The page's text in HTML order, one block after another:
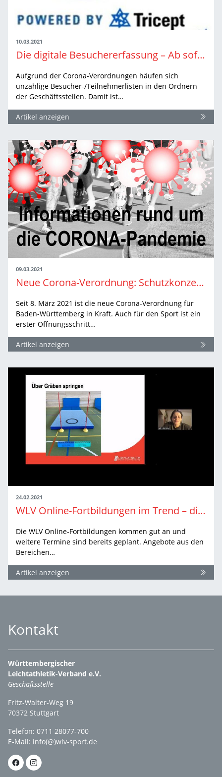
10.03.2021
Die digitale Besuchererfassung – Ab sofort kostenfrei nutzbar!
Aufgrund der Corona-Verordnungen häufen sich
unzählige Besucher-/Teilnehmerlisten in den Ordnern
der Geschäftsstellen. Damit ist…
Artikel anzeigen
09.03.2021
Neue Corona-Verordnung: Schutzkonzept Leichtathletik aktualisiert
Seit 8. März 2021 ist die neue Corona-Verordnung für
Baden-Württemberg in Kraft. Auch für den Sport ist ein
erster Öffnungsschritt…
Artikel anzeigen
24.02.2021
WLV Online-Fortbildungen im Trend – die nächsten Highlights
Die WLV Online-Fortbildungen kommen gut an und
weitere Termine sind bereits geplant. Angebote aus den
Bereichen…
Artikel anzeigen
Kontakt
Württembergischer
Leichtathletik-Verband e.V.
Geschäftsstelle
Fritz-Walter-Weg 19
70372 Stuttgart
Telefon: 0711 28077-700
E-Mail: info(@)wlv-sport.de